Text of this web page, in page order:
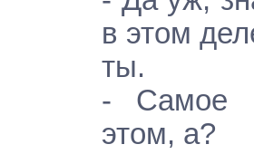
в этом
ты.
- Самое
этом, а?